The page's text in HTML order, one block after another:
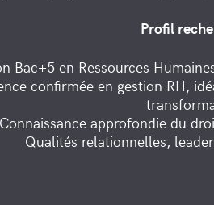
Profil
Bac+5 en Ressources
confirmée en gestion RH,
Connaissance approfondie du
Qualités relationnelles,